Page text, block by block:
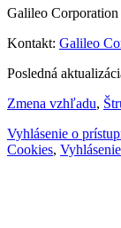
Galileo
Kontakt: Galileo
Posledná
Zmena vzhľadu,
Vyhlásenie o
Cookies,